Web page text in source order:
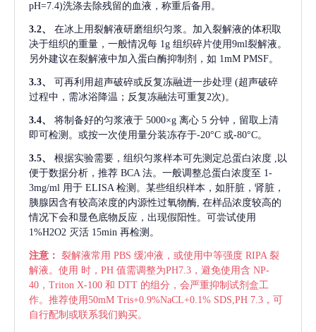
pH=7.4)洗涤去除残留的血液，称重后备用。
3.2、
在冰上用裂解液研磨组织匀浆。加入裂解液的体积取
决于组织的重量，一般情况每 1g 组织碎片使用9ml裂解液。
另外建议在裂解液中加入蛋白酶抑制剂，如 1mM PMSF。
3.3、 可再利用超声破碎或反复冻融进一步处理 (超声破碎
过程中，需冰浴降温；反复冻融法可重复2次)。
3.4、 将制备好的匀浆液于 5000×g 离心 5 分钟，留取上清
即可检测。或按一次使用量分装冻存于-20°C 或-80°C。
3.5、 根据实验需要，组织匀浆样本可先测定总蛋白浓度 ,以
便于数据分析，推荐 BCA 法。一般调整总蛋白浓度至 1-
3mg/ml 用于 ELISA 检测。某些组织样本，如肝脏，肾脏，
胰腺因含有较高浓度的内源性过氧物酶, 在样品浓度较高的
情况下会和显色底物反应，出现假阳性。可尝试使用
1%H2O2 灭活 15min 再检测。
注意： 裂解液常用 PBS 缓冲液，或使用中等强度 RIPA 裂
解液。使用 时，PH 值需调整为PH7.3，避免使用含 NP-
40，Triton X-100 和 DTT 的组分，会严重抑制试剂盒工
作。推荐使用50mM Tris+0.9%NaCL+0.1% SDS,PH 7.3，可
自行配制或联系我们购买。